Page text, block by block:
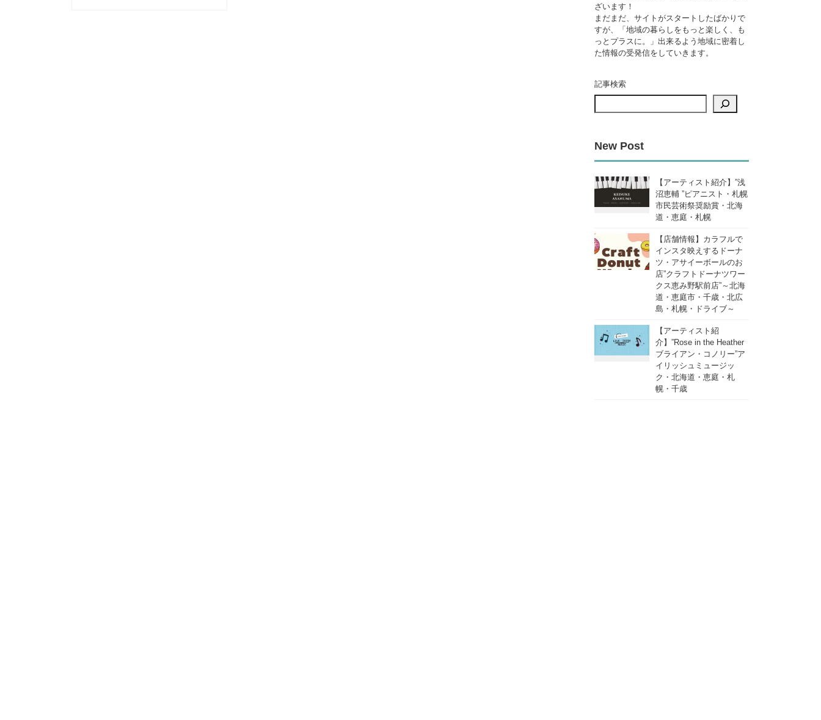
ざいます！
まだまだ、サイトがスタートしたばかりで
すが、「地域の暮らしをもっと楽しく、も
っとプラスに。」出来るよう地域に密着し
た情報の受発信をしていきます。
記事検索
New Post
【アーティスト紹介】”浅
沼恵輔 ”ピアニスト・札幌
市民芸術祭奨励賞・北海
道・恵庭・札幌
【店舗情報】カラフルで
インスタ映えするドーナ
ツ・アサイーボールのお
店”クラフトドーナツワー
クス恵み野駅前店”～北海
道・恵庭市・千歳・北広
島・札幌・ドライブ～
【アーティスト紹
介】”Rose in the Heather
ブライアン・コノリー”ア
イリッシュミュージッ
ク・北海道・恵庭・札
幌・千歳